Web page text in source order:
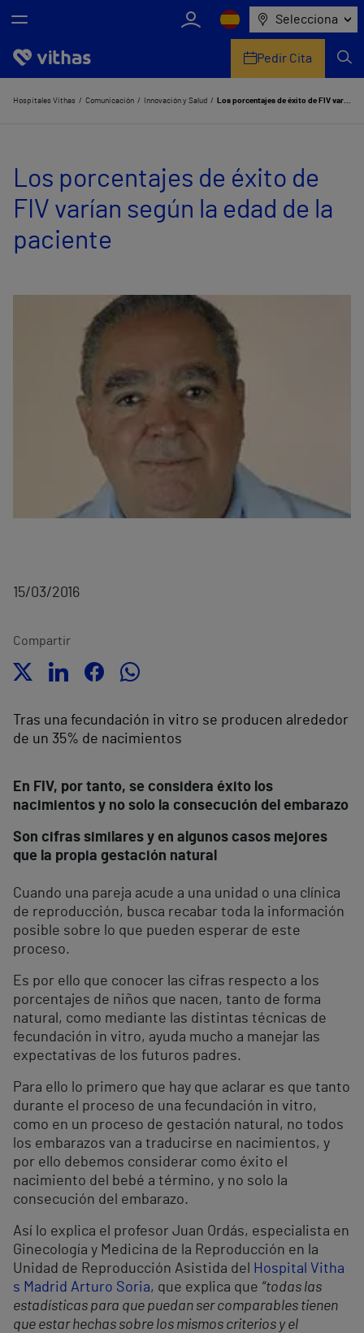
Selecciona
Nosotros
Servicios de salud
Equipo médico y asistencial
Información útil
Comunicación
Pedir Cita
Hospitales Vithas Comunicación Innovación y Salud Los porcentajes de éxito de FIV varían según la edad de la paciente
Los porcentajes de éxito de
FIV varían según la edad de la
paciente
15/03/2016
Compartir
Tras una fecundación in vitro se producen alrededor
de un 35% de nacimientos
En FIV, por tanto, se considera éxito los
nacimientos y no solo la consecución del embarazo
Son cifras similares y en algunos casos mejores
que la propia gestación natural
Cuando una pareja acude a una unidad o una clínica
de reproducción, busca recabar toda la información
posible sobre lo que pueden esperar de este
proceso.
Es por ello que conocer las cifras respecto a los
porcentajes de niños que nacen, tanto de forma
natural, como mediante las distintas técnicas de
fecundación in vitro, ayuda mucho a manejar las
expectativas de los futuros padres.
Para ello lo primero que hay que aclarar es que tanto
durante el proceso de una fecundación in vitro,
como en un proceso de gestación natural, no todos
los embarazos van a traducirse en nacimientos, y
por ello debemos considerar como éxito el
nacimiento del bebé a término, y no solo la
consecución del embarazo.
Así lo explica el profesor Juan Ordás, especialista en
Ginecología y Medicina de la Reproducción en la
Unidad de Reproducción Asistida del
Hospital Vitha
s Madrid Arturo Soria, que explica que “todas las
estadísticas para que puedan ser comparables tienen
que estar hechas sobre los mismos criterios y el